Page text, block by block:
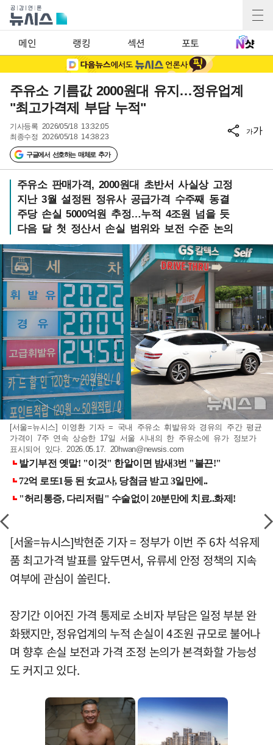
메인 랭킹 섹션 포토
주유소 기름값 2000원대 유지…정유업계
"최고가격제 부담 누적"
기사등록 2026/05/18 13:32:05
최종수정 2026/05/18 14:38:23
구글에서 선호하는 매체로 추가
가가
주유소 판매가격, 2000원대 초반서 사실상 고정
지난 3월 설정된 정유사 공급가격 수주째 동결
주당 손실 5000억원 추정…누적 4조원 넘을 듯
다음 달 첫 정산서 손실 범위와 보전 수준 논의
[서울=뉴시스] 이영환 기자 = 국내 주유소 휘발유와 경유의 주간 평균
가격이 7주 연속 상승한 17일 서울 시내의 한 주유소에 유가 정보가
표시되어 있다. 2026.05.17. 20hwan@newsis.com
[서울=뉴시스]박현준 기자 = 정부가 이번 주 6차 석유제
품 최고가격 발표를 앞두면서, 유류세 안정 정책의 지속
여부에 관심이 쏠린다.
장기간 이어진 가격 통제로 소비자 부담은 일정 부분 완
화됐지만, 정유업계의 누적 손실이 4조원 규모로 불어나
며 향후 손실 보전과 가격 조정 논의가 본격화할 가능성
도 커지고 있다.